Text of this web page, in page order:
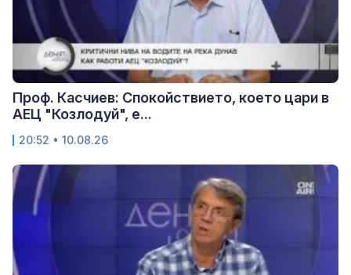
Проф. Касчиев: Спокойствието, което цари в
АЕЦ "Козлодуй", е...
20:52 • 10.08.26